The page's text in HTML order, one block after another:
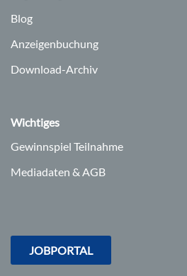
Blog
Anzeigenbuchung
Download-Archiv
Wichtiges
Gewinnspiel Teilnahme
Mediadaten & AGB
JOBPORTAL